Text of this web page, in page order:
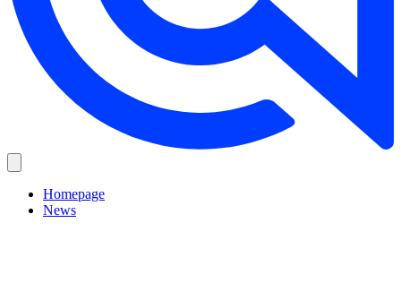
Homepage
News